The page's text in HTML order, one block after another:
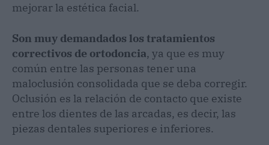
mejorar la estética facial.
Son muy demandados los tratamientos
correctivos de ortodoncia, ya que es muy
común entre las personas tener una
maloclusión consolidada que se deba corregir.
Oclusión es la relación de contacto que existe
entre los dientes de las arcadas, es decir, las
piezas dentales superiores e inferiores.